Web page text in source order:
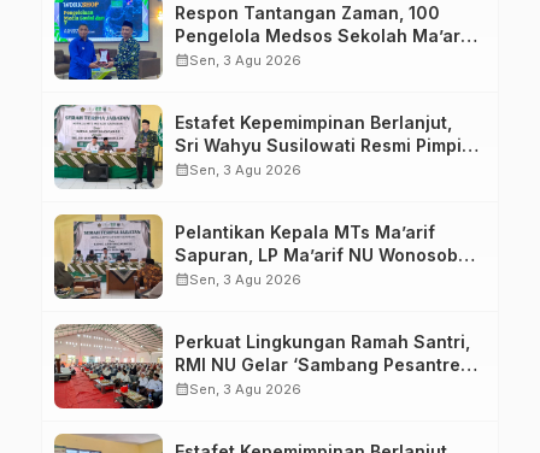
Respon Tantangan Zaman, 100
Pengelola Medsos Sekolah Ma’arif
Pekalongan Ikuti Pelatihan Literasi
calendar_monthSen, 3 Agu 2026
Estafet Kepemimpinan Berlanjut,
Sri Wahyu Susilowati Resmi Pimpin
MTs Ma’arif Sapuran
calendar_monthSen, 3 Agu 2026
Pelantikan Kepala MTs Ma’arif
Sapuran, LP Ma’arif NU Wonosobo
Tekankan Lima Amanah
calendar_monthSen, 3 Agu 2026
Perkuat Lingkungan Ramah Santri,
RMI NU Gelar ‘Sambang Pesantren’
di Pati
calendar_monthSen, 3 Agu 2026